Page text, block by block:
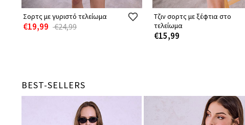
Σορτς με γυριστό τελείωμα
€19,99 €24,99
Τζιν σορτς με ξέφτια στο
τελείωμα
€15,99
BEST-SELLERS